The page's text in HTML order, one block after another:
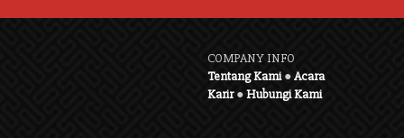
COMPANY INFO
Tentang Kami●Acara
Karir●Hubungi Kami